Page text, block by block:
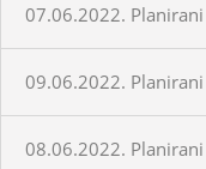
07.06.2022.
09.06.2022.
08.06.2022.